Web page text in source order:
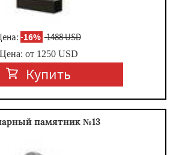
-16% 1488 USD
Цена: от 1250USD
Купить
памятник №13